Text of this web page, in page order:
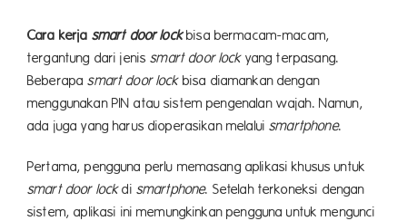
Cara kerja smart door lockbisa bermacam-macam,
tergantung dari jenissmart door lockyang terpasang.
Beberapasmart door lockbisa diamankan dengan
menggunakan PIN atau sistem pengenalan wajah. Namun,
ada juga yang harus dioperasikan melaluismartphone.
Pertama, pengguna perlu memasang aplikasi khusus untuk
smart door lockdi smartphone. Setelah terkoneksi dengan
sistem, aplikasi ini memungkinkan pengguna untuk mengunci